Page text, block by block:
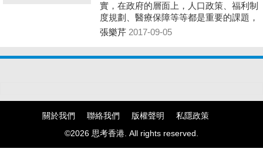
實，在政府的層面上，人口政策、福利制
度規劃、醫療保障等等都是重要的課題，
但是在政策以外，人與人之間的聯繫、跨
張樂芹 2017-09-05
關於我們 聯絡我們 版權聲明
私隱政策
©2026 思考香港. All rights reserved.